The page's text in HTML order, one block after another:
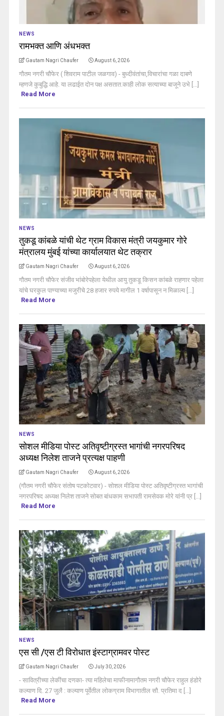
NEWS
रामभक्त आणि अंधभक्त
Gautam Nagri Chaufer August 6, 2026
गौतम नगरी चौफेर ( शिवराम पाटील जळगाव) - बुध्दीवंतांचा,विचारांचा गळा दाबणे
म्हणजे कुबुद्धि आहे. या लढाईत दोन पक्ष असतात.काही लोक सत्याच्या बाजूने उभे [...]
Read More
NEWS
तुकडू कांबळे यांची थेट ग्राम विकास मंत्री जयकुमार गोरे
मंत्रालय मुंबई यांच्या कार्यालयात थेट तक्रार
Gautam Nagri Chaufer August 6, 2026
गौतम नगरी चौफेर संजीव भांबोरेपहेला येथील आयु तुकडू किसन कांबळे राहणार पहेला
यांचे घरकुल पाण्याच्या मजुरीचे 28 हजार रुपये मागील 1 वर्षापासून न मिळाल्य [...]
Read More
NEWS
सोशल मीडिया पोस्ट अतिवृष्टीग्रस्त भागांची नगरपरिषद
अध्यक्ष निलेश ताजने प्रत्यक्ष पाहणी
Gautam Nagri Chaufer August 6, 2026
(गौतम नगरी चौफेर संतोष पटकोटवार) - सोशल मीडिया पोस्ट अतिवृष्टीग्रस्त भागांची
नगरपरिषद अध्यक्ष निलेश ताजने सोबत बांधकाम सभापती रामसेवक मोरे यांनी प्र [...]
Read More
NEWS
एस सी /एस टी विरोधात इंस्टाग्रामवर पोस्ट
Gautam Nagri Chaufer July 30, 2026
- सावित्रीच्या लेकींचा दणका- त्या महिलेचा माफीनामागौतम नगरी चौफेर राहुल हंडोरे
कल्याण दि. 27 जुलै : कल्याण पूर्वेतील लोकग्राम विभागातील सौ. प्रतिमा द [...]
Read More